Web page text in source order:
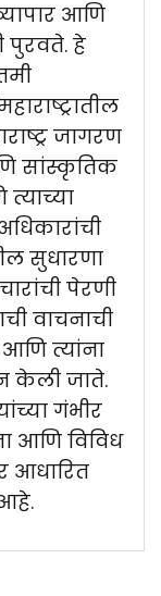
आणि
पुरवते. हे
जागरण
सांस्कृतिक
सुधारणा
पेरणी
वाचनाची
त्यांना
केली जाते.
गंभीर
आणि विविध
आधारित